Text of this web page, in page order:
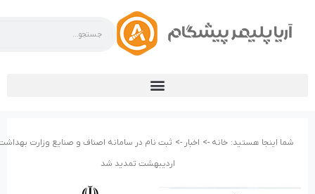
شما اینجا هستید: خانه -> اخبار ->
اردیبهشت تمدید شد